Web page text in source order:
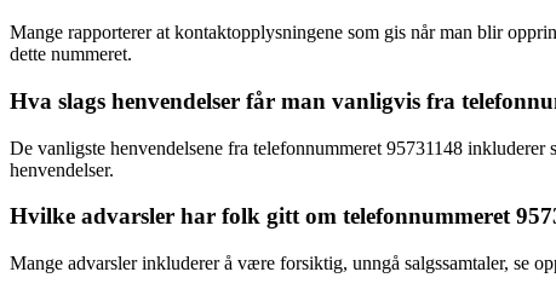
Mange rapporterer at kontaktopplysningene som gis når man blir
dette nummeret.
Hva slags henvendelser får man vanligvis fra
De vanligste henvendelsene fra telefonnummeret 95731148
henvendelser.
Hvilke advarsler har folk gitt om telefonnummeret
Mange advarsler inkluderer å være forsiktig, unngå salgssamtaler, se